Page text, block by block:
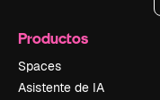
Productos
Spaces
Asistente de IA